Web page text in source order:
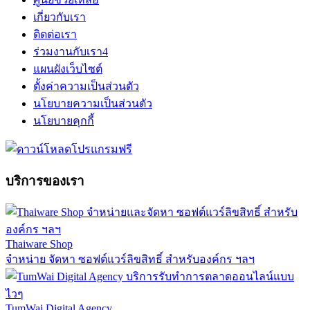
เกี่ยวกับเรา
ติดต่อเรา
ร่วมงานกับเรา4
แผนผังเว็บไซต์
ตั้งค่าความเป็นส่วนตัว
นโยบายความเป็นส่วนตัว
นโยบายคุกกี้
บริการของเรา
Thaiware Shop
จำหน่าย จัดหา ซอฟต์แวร์ลิขสิทธิ์ สำหรับองค์กร ฯลฯ